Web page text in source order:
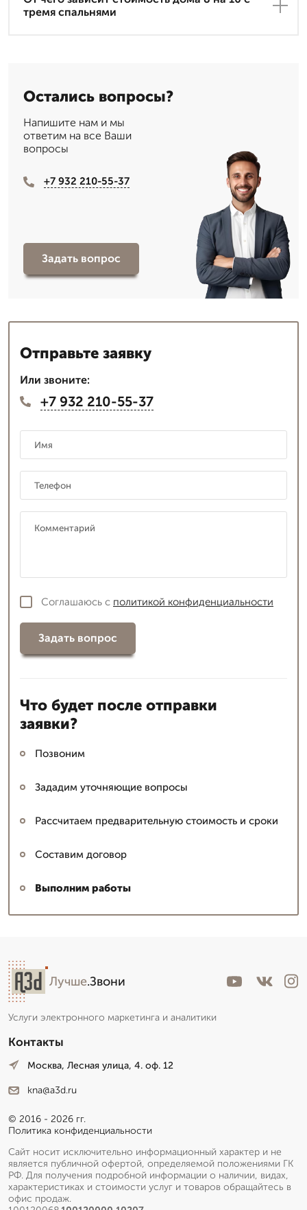
тремя спальнями
Остались вопросы?
Напишите нам и мы
ответим на все Ваши
вопросы
+7 932 210-55-37
Задать вопрос
Отправьте заявку
Или звоните:
+7 932 210-55-37
Соглашаюсь с политикой конфиденциальности
Задать вопрос
Что будет после отправки
заявки?
Позвоним
Зададим уточняющие вопросы
Рассчитаем предварительную стоимость и сроки
Составим договор
Выполним работы
Лучше.Звони
Услуги электронного маркетинга и аналитики
Контакты
Москва, Лесная улица, 4. оф. 12
kna@a3d.ru
© 2016 - 2026 гг.
Политика конфиденциальности
Сайт носит исключительно информационный характер и не
является публичной офертой, определяемой положениями ГК
РФ. Для получения подробной информации о наличии, видах,
характеристиках и стоимости услуг и товаров обращайтесь в
офис продаж.